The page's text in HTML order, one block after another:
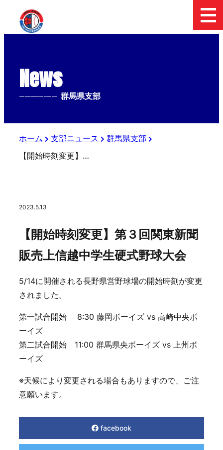
News
-------------- 群馬県支部
ホーム 支部ニュース
群馬県支部
【開始時刻変更】第３回関東新聞販売上信越中学生硬式野球大会
2023.5.13
【開始時刻変更】第３回関東新聞
販売上信越中学生硬式野球大会
5/14に開催される長野県営野球場の開始時刻が変更
されました。
第一試合開始 8:30 藤岡ボーイズ vs 高崎中央ボ
ーイズ
第二試合開始 11:00 群馬県央ボーイズ vs 上州ボ
ーイズ
※天候により変更される場合もありますので、ご注
意願います。
facebook